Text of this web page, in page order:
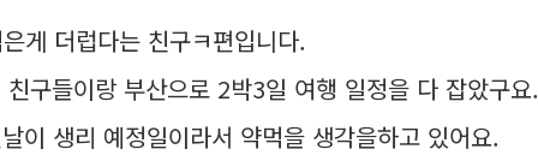
게 더럽다는 친구ㅋ편입니다.
구들이랑 부산으로 2박3일 여행 일정을 다 잡았구요.
이 생리 예정일이라서 약먹을 생각을하고 있어요.